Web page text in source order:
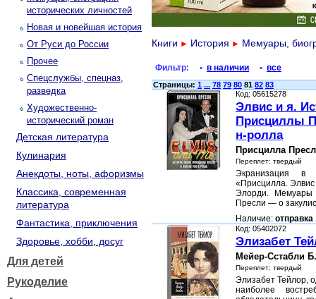
исторических личностей
Новая и новейшая история
От Руси до России
Прочее
Спецслужбы, спецназ,
разведка
Художественно-
исторический роман
Детская литература
Кулинария
Анекдоты, ноты, афоризмы
Классика, современная
литература
Фантастика, приключения
Здоровье, хобби, досуг
Для детей
Рукоделие
Книги ► История ► Мемуары,
Фильтр: • в наличии • все
Страницы: 1 ... 78 79 80 81 82 83
Код: 05615278
Элвис и я.
Присциллы
н-ролла
Присцилла
Переплет: твердый
Экранизация
«Присцилла.
Элорди. Мемуары
Пресли — о
Наличие: отправка
Код: 05402072
Элизабет
Мейер-Сстабли Б.
Переплет: твердый
Элизабет Тейлор,
наиболее